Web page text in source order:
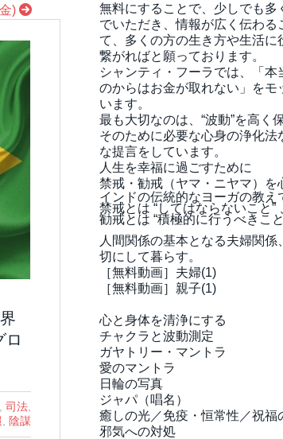
)
ロ
司法,
陰謀
無料にすることで、少しでも多
でいただき、情報が広く伝わる
て、 多くの方の生き方や生活に
繋がればと願っております。
シャンティ・フーラでは、「本
のからはお金が取れない」をモ
います。
最も大切なのは、“波動”を高く
そのために必要な心身の浄化法
な提言をしています。
人生を幸福に過ごすために
禁戒・勧戒（ヤマ・ニヤマ）を
インドの伝統的なヨーガの教え
禁戒とは “してはならないこと”
勧戒とは “積極的に行うべきこと
人間関係の基本となる夫婦関係
切にして暮らす。
［無料動画］夫婦(1)
［無料動画］親子(1)
心と身体を清浄にする
チャクラと波動測定
ガヤトリー・マントラ
愛のマントラ
日輪の写真
ジャパ（唱名）
癒しの光／免疫・恒常性／祝福
邪気への対処